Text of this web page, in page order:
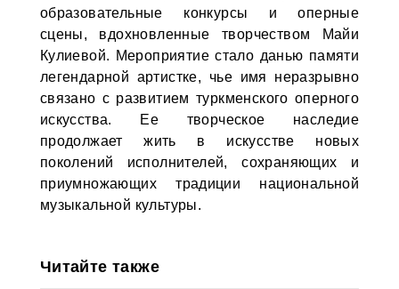
образовательные конкурсы и оперные
сцены, вдохновленные творчеством Майи
Кулиевой. Мероприятие стало данью памяти
легендарной артистке, чье имя неразрывно
связано с развитием туркменского оперного
искусства. Ее творческое наследие
продолжает жить в искусстве новых
поколений исполнителей, сохраняющих и
приумножающих традиции национальной
музыкальной культуры.
Читайте также